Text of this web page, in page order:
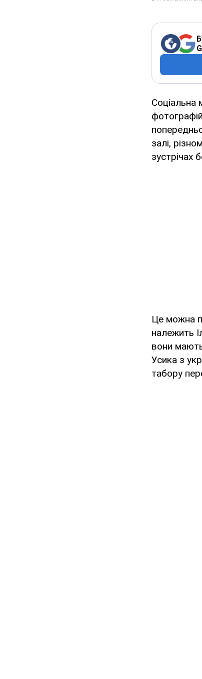
Соціальна
залі,
зустрічах
Це можна
належить
вони
Усика з
табору